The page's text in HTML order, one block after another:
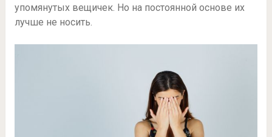
упомянутых вещичек. Но на постоянной основе их
лучше не носить.